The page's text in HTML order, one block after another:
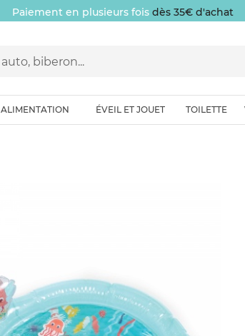
Paiement en plusieurs fois dès 35€ d'achat
ALIMENTATION ÉVEIL ET JOUET TOILETTE